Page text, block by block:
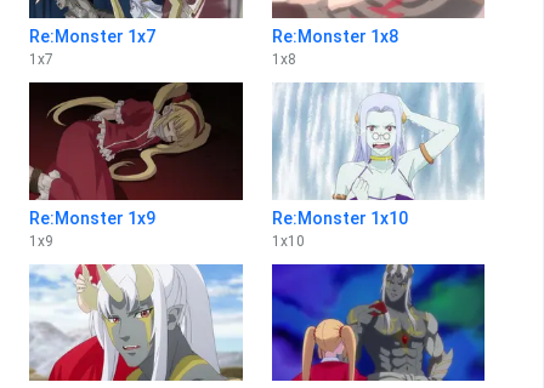
Re:Monster 1x7
1 x7
Re:Monster 1x8
1 x8
Re:Monster 1x9
1 x9
Re:Monster 1x10
1 x10